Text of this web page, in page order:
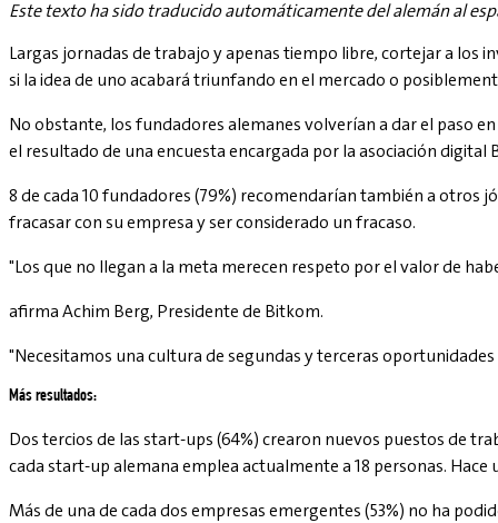
Este texto ha sido traducido automáticamente del alemán al
Largas jornadas de trabajo y apenas tiempo libre, cortejar a
si la idea de uno acabará triunfando en el mercado o
No obstante, los fundadores alemanes volverían a dar el paso
el resultado de una encuesta encargada por la asociación
8 de cada 10 fundadores (79%) recomendarían también a otros
fracasar con su empresa y ser considerado un fracaso.
"Los que no llegan a la meta merecen respeto por el valor de
afirma Achim Berg, Presidente de Bitkom.
"Necesitamos una cultura de segundas y terceras
Más resultados:
Dos tercios de las start-ups (64%) crearon nuevos puestos de
cada start-up alemana emplea actualmente a 18 personas. Hace
Más de una de cada dos empresas emergentes (53%) no ha